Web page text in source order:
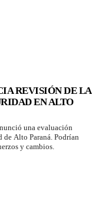
REVISIÓN DE LA
EN ALTO
una evaluación
de Alto Paraná. Podrían
y cambios.